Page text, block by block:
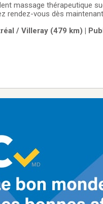
massage thérapeutique
rendez-vous dès
/ Villeray (479 km) |